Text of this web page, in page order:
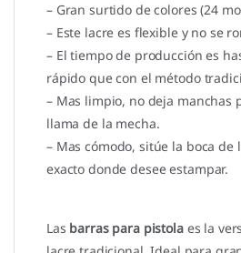
– Gran surtido de colores (24
– Este lacre es flexible y no se
– El tiempo de producción es
rápido que con el método
– Mas limpio, no deja manchas
llama de la mecha.
– Mas cómodo, sitúe la boca
exacto donde desee estampar.
Las barras para pistolaes la